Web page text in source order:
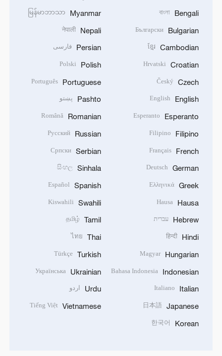
Bengali
বাংলা
Bulgarian
Български
Cambodian
ខ្មែរ
Croatian
Hrvatski
Czech
Český
English
English
Esperanto
Esperanto
Filipino
Filipino
French
Français
German
Deutsch
Greek
Ελληνικά
Hausa
Hausa
Hebrew עברית
Hindi
हिन्दी
Hungarian
Magyar
Indonesian
Bahasa Indonesia
Italian
Italiano
Japanese
日本語
Korean
한국어
Myanmar
မြန်မာဘာသာ
Nepali
नेपाली
Persian فارسی
Polish
Polski
Portuguese
Português
Pashto پښتو
Romanian
Română
Russian
Русский
Serbian
Српски
Sinhala
සිංහල
Spanish
Español
Swahili
Kiswahili
Tamil
தமிழ்
Thai
ไทย
Turkish
Türkçe
Ukrainian
Українська
Urdu اردو
Vietnamese
Tiếng Việt